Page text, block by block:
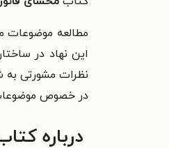
مطالعه‌ موضوعات
این نهاد در
نظرات مشورتی به
در خصوص
درباره